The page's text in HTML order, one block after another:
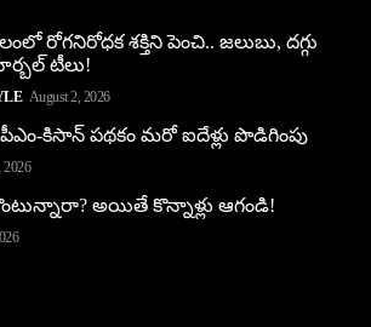
రోగనిరోధక శక్తిని పెంచి.. జలుబు, దగ్గు
టీలు!
August 2, 2026
పీఎం-కిసాన్ పథకం మరో ఐదేళ్లు పొడిగింపు
2026
అయితే కొన్నాళ్లు ఆగండి!